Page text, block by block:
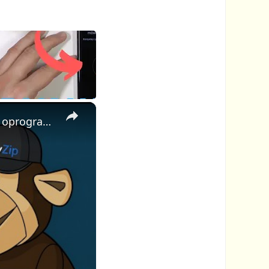
×
📦 Jak złamać hasło do pliku ZIP online za darmo | Bez instalacji oprogramowania